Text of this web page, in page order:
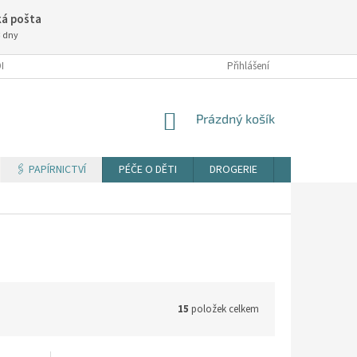
pošta
dny
PODMÍNKY Přihlášení
NÁKUPNÍ
Prázdný košík
🖇️ PAPÍRNICTVÍ PÉČE O DĚTI DROGERIE
15 položek celkem